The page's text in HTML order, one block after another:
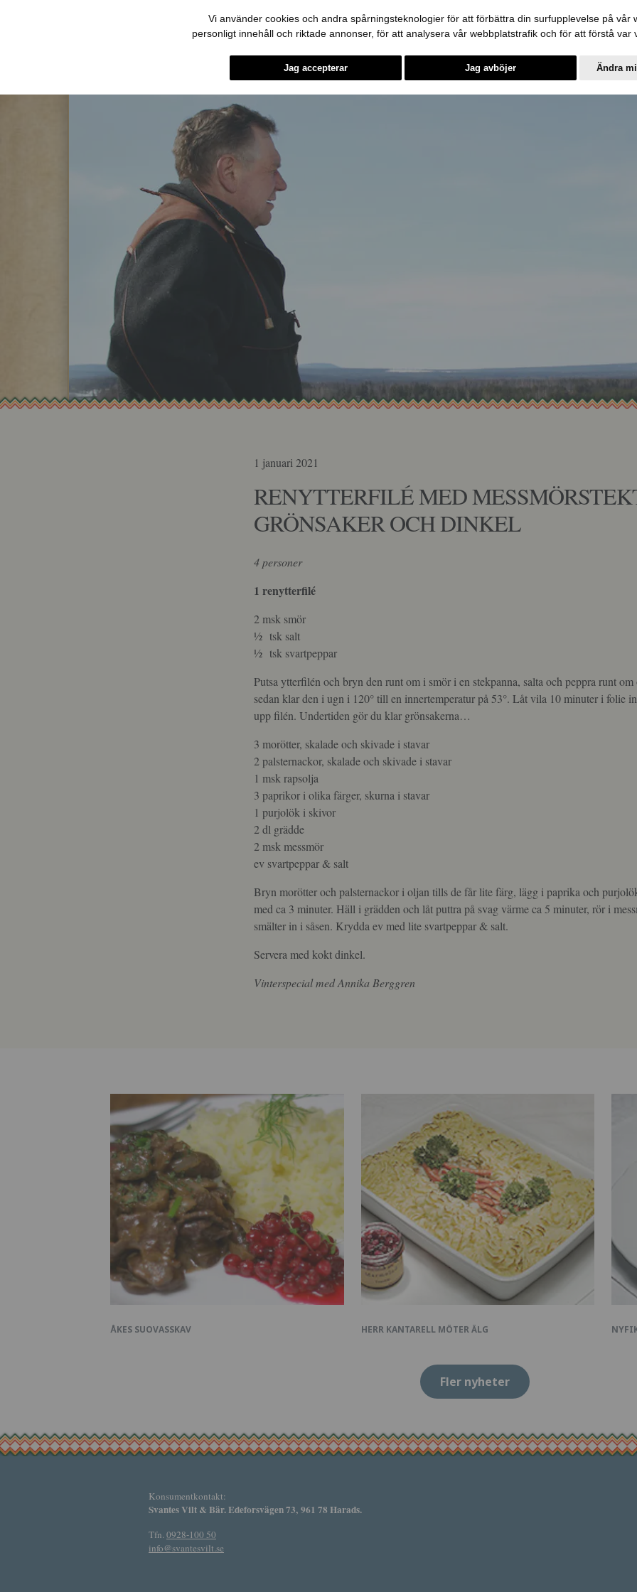
Vi använder cookies och andra spårningsteknologier för att förbättra din surfupplevelse på vår
personligt innehåll och riktade annonser, för att analysera vår webbplatstrafik och för att förstå var
Jag accepterar Jag avböjer Ändra
Hoppa till innehållet
1 januari 2021
RENYTTERFILÉ MED
GRÖNSAKER OCH DINKEL
4 personer
1 renytterfilé
2 msk smör
½ tsk salt
½ tsk svartpeppar
Putsa ytterfilén och bryn den runt om i smör i en stekpanna, salta och peppra runt om
sedan klar den i ugn i 120° till en innertemperatur på 53°. Låt vila 10 minuter i folie
upp filén. Undertiden gör du klar grönsakerna…
3 morötter, skalade och skivade i stavar
2 palsternackor, skalade och skivade i stavar
1 msk rapsolja
3 paprikor i olika färger, skurna i stavar
1 purjolök i skivor
2 dl grädde
2 msk messmör
ev svartpeppar & salt
Bryn morötter och palsternackor i oljan tills de får lite färg, lägg i paprika och
med ca 3 minuter. Häll i grädden och låt puttra på svag värme ca 5 minuter, rör i
smälter in i såsen. Krydda ev med lite svartpeppar & salt.
Servera med kokt dinkel.
Vinterspecial med Annika Berggren
ÅKES SUOVASSKAV HERR KANTARELL MÖTER ÄLG
Fler nyheter
Konsumentkontakt:
Svantes Vilt & Bär. Edeforsvägen 73, 961 78 Harads.
Tfn. 0928-100 50
info@svantesvilt.se